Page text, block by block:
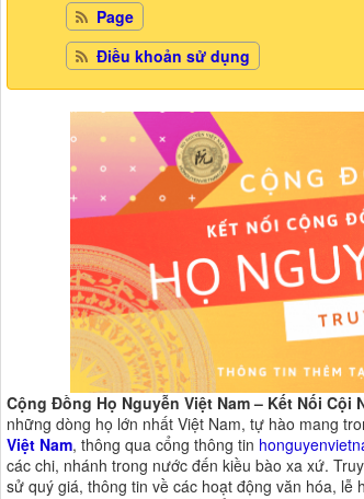
Page
Điều khoản sử dụng
Cộng Đồng Họ Nguyễn Việt Nam – Kết Nối Cội
những dòng họ lớn nhất Việt Nam, tự hào mang
Việt Nam, thông qua cổng thông tin
các chi, nhánh trong nước đến kiều bào xa xứ.
sử quý giá, thông tin về các hoạt động văn hóa,